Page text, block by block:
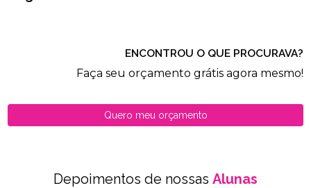
ENCONTROU O QUE PROCURAVA?
Faça seu orçamento grátis agora mesmo!
Quero meu orçamento
Depoimentos de nossas Alunas